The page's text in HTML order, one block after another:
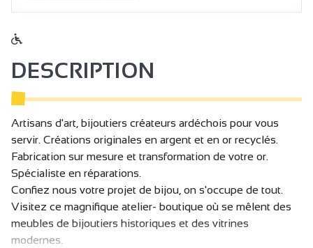
DESCRIPTION
Artisans d'art, bijoutiers créateurs ardéchois pour vous
servir. Créations originales en argent et en or recyclés.
Fabrication sur mesure et transformation de votre or.
Spécialiste en réparations.
Confiez nous votre projet de bijou, on s'occupe de tout.
Visitez ce magnifique atelier- boutique où se mêlent des
meubles de bijoutiers historiques et des vitrines
modernes.